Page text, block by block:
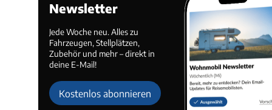
Newsletter
Jede Woche neu. Alles zu
Fahrzeugen, Stellplätzen,
Zubehör und mehr – direkt in
deine E-Mail!
Kostenlos abonnieren